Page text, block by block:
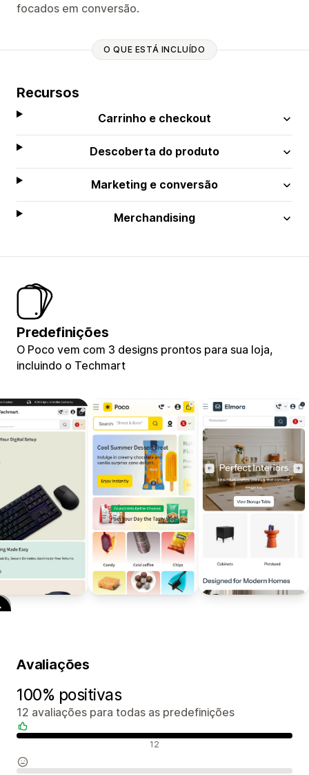
focados em conversão.
O QUE ESTÁ INCLUÍDO
Recursos
Carrinho e checkout
Descoberta do produto
Marketing e conversão
Merchandising
Predefinições
O Poco vem com 3 designs prontos para sua loja,
incluindo o Techmart
Avaliações
100% positivas
12 avaliações para todas as predefinições
12